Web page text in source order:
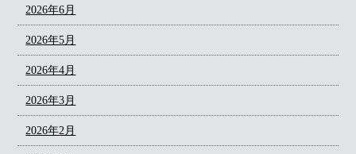
2026年6月
2026年5月
2026年4月
2026年3月
2026年2月